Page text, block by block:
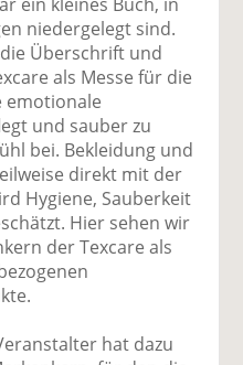
niedergelegt sind.
Überschrift und
als Messe für die
emotionale
und sauber zu
bei. Bekleidung und
direkt mit der
Hygiene, Sauberkeit
Hier sehen wir
der Texcare als
hat dazu